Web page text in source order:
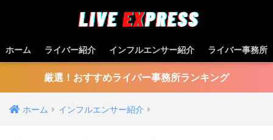
ホーム ライバー紹介 インフルエンサー紹介 ライバー事務所
厳選！おすすめライバー事務所ランキング
ホーム インフルエンサー紹介